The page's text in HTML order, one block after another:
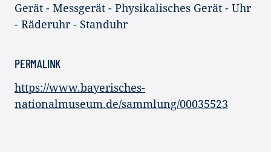
Gerät - Messgerät - Physikalisches Gerät - Uhr
- Räderuhr - Standuhr
PERMALINK
https://www.bayerisches-
nationalmuseum.de/sammlung/00035523